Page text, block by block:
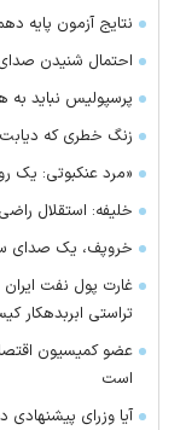
نتایج آزمون پایه
احتمال شنیدن
پرسپولیس نباید
زنگ خطری که دیابت نوع ۲ در زنان به
«مرد عنکبوتی: یک
خلیفه: استقلال
خروپف، یک صدای
غارت پول نفت ایران
تراستی ابربدهکار
است
آیا وزرای